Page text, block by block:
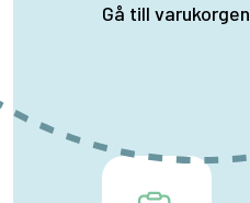
Gå till varukorgen